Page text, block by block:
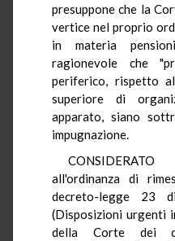
presuppone che la
vertice nel proprio
in materia
ragionevole che
periferico, rispetto
superiore di
apparato, siano
impugnazione.
CONSIDERATO
all'ordinanza di
decreto-legge 23
(Disposizioni urgenti
della Corte dei